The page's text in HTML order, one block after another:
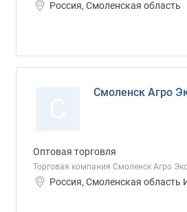
Россия, Смоленская область
Смоленск Агро
Оптовая торговля
Торговая компания Смоленск Агро
Россия, Смоленская область